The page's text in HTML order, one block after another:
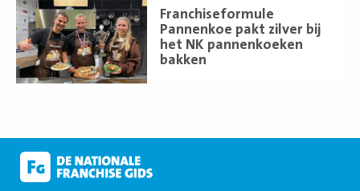
Franchiseformule
Pannenkoe pakt zilver bij
het NK pannenkoeken
bakken
Lees
meer